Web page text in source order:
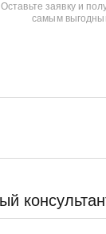
Оставьте заявку и
самым